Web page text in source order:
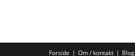
Forside Om / kontakt Blog